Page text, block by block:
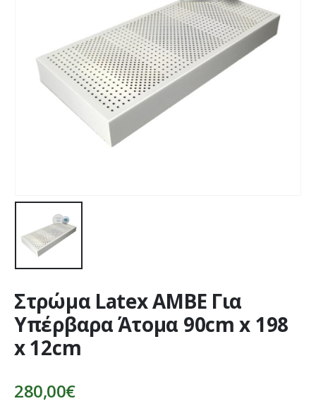
Στρώμα Latex ΑΜΒΕ Για
Υπέρβαρα Άτομα 90cm x 198
x 12cm
280,00€